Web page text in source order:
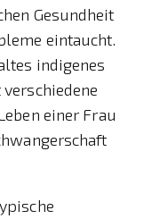
Gesundheit
eintaucht.
indigenes
einer Frau